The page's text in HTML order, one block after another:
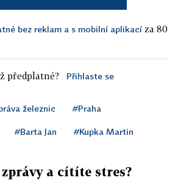
bez reklam a s mobilní aplikací za 80
předplatné? Přihlaste se
železnic #Praha
#Barta Jan #Kupka Martin
a cítíte stres?